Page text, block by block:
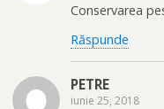
Conservarea
Răspunde
PETRE
iunie 25, 2018